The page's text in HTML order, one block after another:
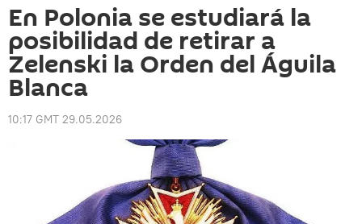
En Polonia se estudiará la
posibilidad de retirar a
Zelenski la Orden del Águila
Blanca
10:17 GMT 29.05.2026